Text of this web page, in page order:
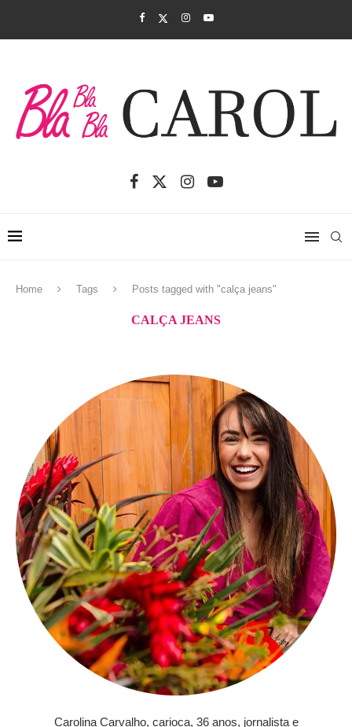
Home Tags Posts tagged with "calça jeans"
CALÇA JEANS
Carolina Carvalho, carioca, 36 anos, jornalista e